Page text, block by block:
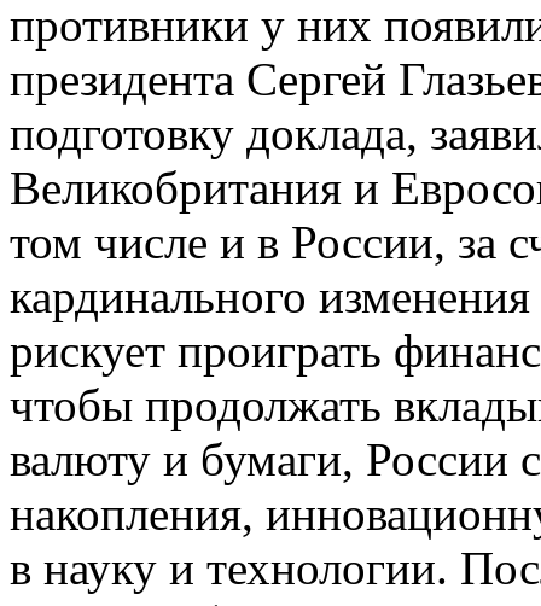
противники у них
президента Сергей
подготовку доклада,
Великобритания и
том числе и в России, за
кардинального
рискует проиграть
чтобы продолжать
валюту и бумаги, России
накопления,
в науку и технологии.